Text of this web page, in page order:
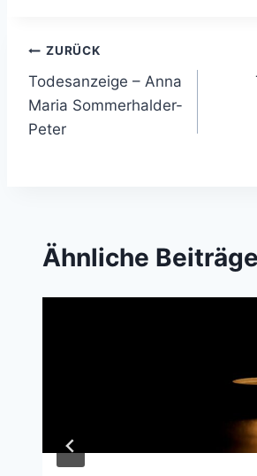
Beitragsnavigation
ZURÜCK
Todesanzeige – Anna
Maria Sommerhalder-
Peter
Ähnliche Beiträge